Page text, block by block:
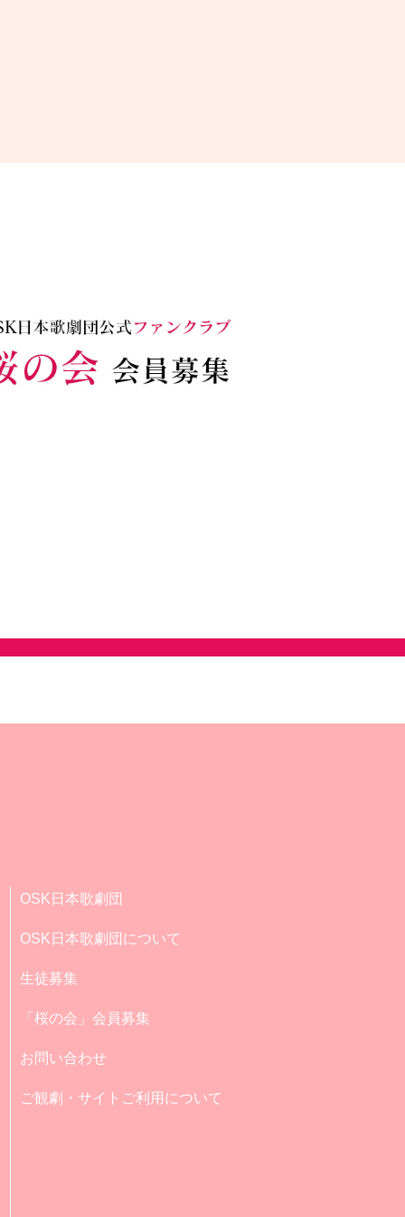
OSK日本歌劇団
OSK日本歌劇団について
生徒募集
「桜の会」会員募集
お問い合わせ
ご観劇・サイトご利用について